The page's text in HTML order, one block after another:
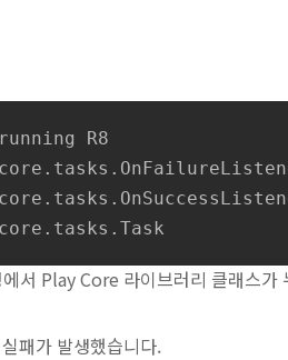
R8
서 Play Core 라이브러리 클래스가
패가 발생했습니다.